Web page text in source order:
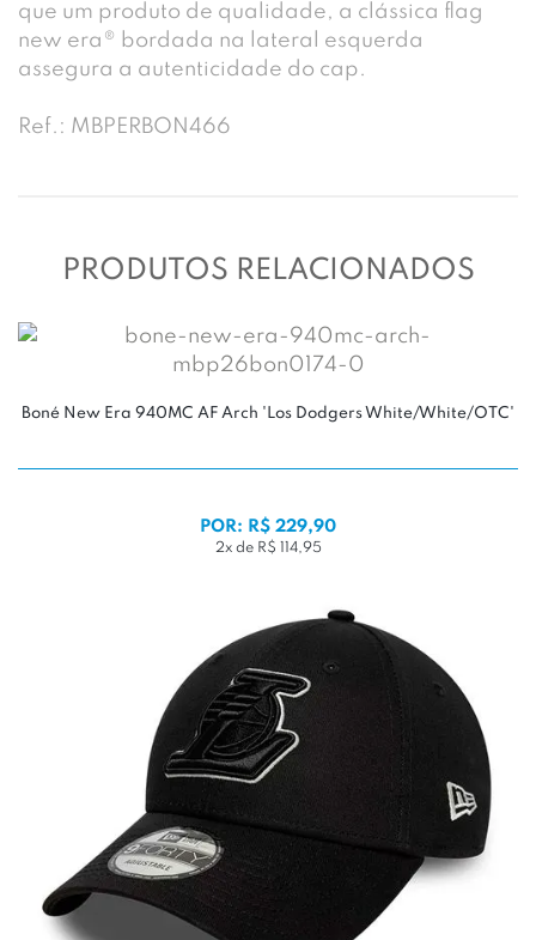
que um produto de qualidade, a clássica flag
new era® bordada na lateral esquerda
assegura a autenticidade do cap.
Ref.: MBPERBON466
PRODUTOS RELACIONADOS
Boné New Era 940MC AF Arch 'Los Dodgers White/White/OTC'
POR: R$ 229,90
2x de R$ 114,95